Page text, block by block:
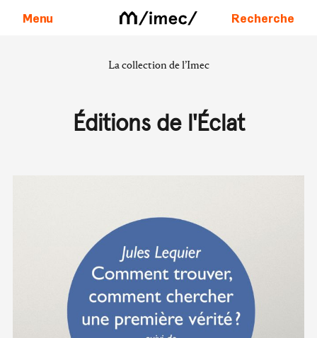
Menu Recherche
La collection de l’Imec
Éditions de l'Éclat